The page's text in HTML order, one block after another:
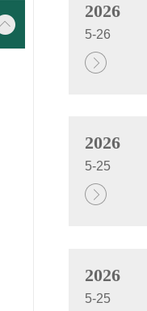
2026
5-26
2026
5-25
2026
5-25